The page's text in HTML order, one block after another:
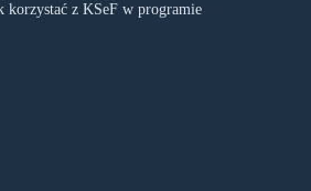
korzystać z KSeF w programie